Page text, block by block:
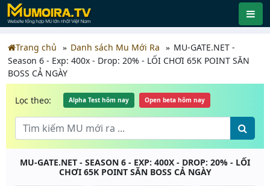
Trang chủ Danh sách Mu Mới Ra
MU-GATE.NET -
Season 6 - Exp: 400x - Drop: 20% - LỐI CHƠI 65K POINT SĂN
BOSS CẢ NGÀY
Lọc theo: Alpha Test hôm nay Open beta hôm nay
MU-GATE.NET - SEASON 6 - EXP: 400X - DROP: 20% - LỐI
CHƠI 65K POINT SĂN BOSS CẢ NGÀY